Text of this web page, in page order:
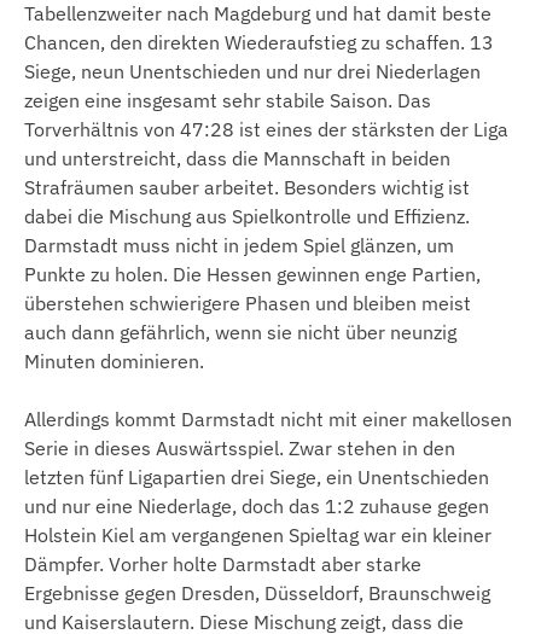
Tabellenzweiter nach Magdeburg und hat damit beste
Chancen, den direkten Wiederaufstieg zu schaffen. 13
Siege, neun Unentschieden und nur drei Niederlagen
zeigen eine insgesamt sehr stabile Saison. Das
Torverhältnis von 47:28 ist eines der stärksten der Liga
und unterstreicht, dass die Mannschaft in beiden
Strafräumen sauber arbeitet. Besonders wichtig ist
dabei die Mischung aus Spielkontrolle und Effizienz.
Darmstadt muss nicht in jedem Spiel glänzen, um
Punkte zu holen. Die Hessen gewinnen enge Partien,
überstehen schwierigere Phasen und bleiben meist
auch dann gefährlich, wenn sie nicht über neunzig
Minuten dominieren.
Allerdings kommt Darmstadt nicht mit einer makellosen
Serie in dieses Auswärtsspiel. Zwar stehen in den
letzten fünf Ligapartien drei Siege, ein Unentschieden
und nur eine Niederlage, doch das 1:2 zuhause gegen
Holstein Kiel am vergangenen Spieltag war ein kleiner
Dämpfer. Vorher holte Darmstadt aber starke
Ergebnisse gegen Dresden, Düsseldorf, Braunschweig
und Kaiserslautern. Diese Mischung zeigt, dass die